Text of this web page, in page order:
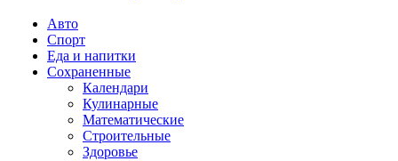
Авто
Спорт
Еда и напитки
Сохраненные
Календари
Кулинарные
Математические
Строительные
Здоровье